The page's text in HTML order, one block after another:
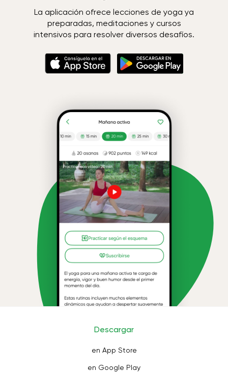
La aplicación ofrece lecciones de yoga ya
preparadas, meditaciones y cursos
intensivos para resolver diversos desafíos.
Descargar
en App Store
en Google Play